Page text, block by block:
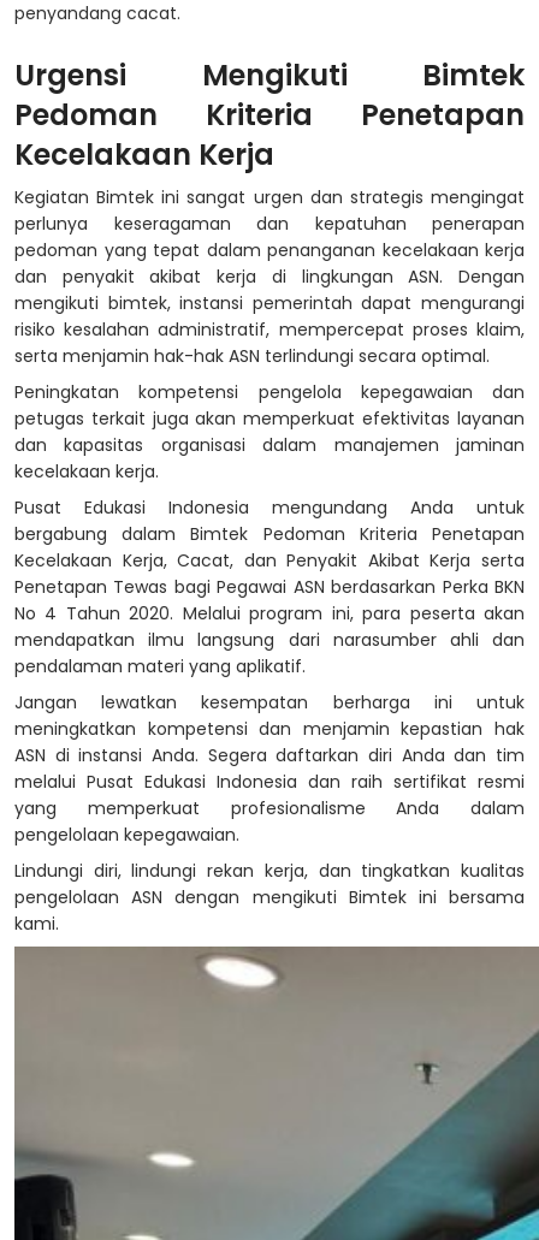
penyandang cacat.
Urgensi Mengikuti Bimtek
Pedoman Kriteria Penetapan
Kecelakaan Kerja
Kegiatan Bimtek ini sangat urgen dan strategis mengingat
perlunya keseragaman dan kepatuhan penerapan
pedoman yang tepat dalam penanganan kecelakaan kerja
dan penyakit akibat kerja di lingkungan ASN. Dengan
mengikuti bimtek, instansi pemerintah dapat mengurangi
risiko kesalahan administratif, mempercepat proses klaim,
serta menjamin hak-hak ASN terlindungi secara optimal.
Peningkatan kompetensi pengelola kepegawaian dan
petugas terkait juga akan memperkuat efektivitas layanan
dan kapasitas organisasi dalam manajemen jaminan
kecelakaan kerja.
Pusat Edukasi Indonesia mengundang Anda untuk
bergabung dalam Bimtek Pedoman Kriteria Penetapan
Kecelakaan Kerja, Cacat, dan Penyakit Akibat Kerja serta
Penetapan Tewas bagi Pegawai ASN berdasarkan Perka BKN
No 4 Tahun 2020. Melalui program ini, para peserta akan
mendapatkan ilmu langsung dari narasumber ahli dan
pendalaman materi yang aplikatif.
Jangan lewatkan kesempatan berharga ini untuk
meningkatkan kompetensi dan menjamin kepastian hak
ASN di instansi Anda. Segera daftarkan diri Anda dan tim
melalui Pusat Edukasi Indonesia dan raih sertifikat resmi
yang memperkuat profesionalisme Anda dalam
pengelolaan kepegawaian.
Lindungi diri, lindungi rekan kerja, dan tingkatkan kualitas
pengelolaan ASN dengan mengikuti Bimtek ini bersama
kami.